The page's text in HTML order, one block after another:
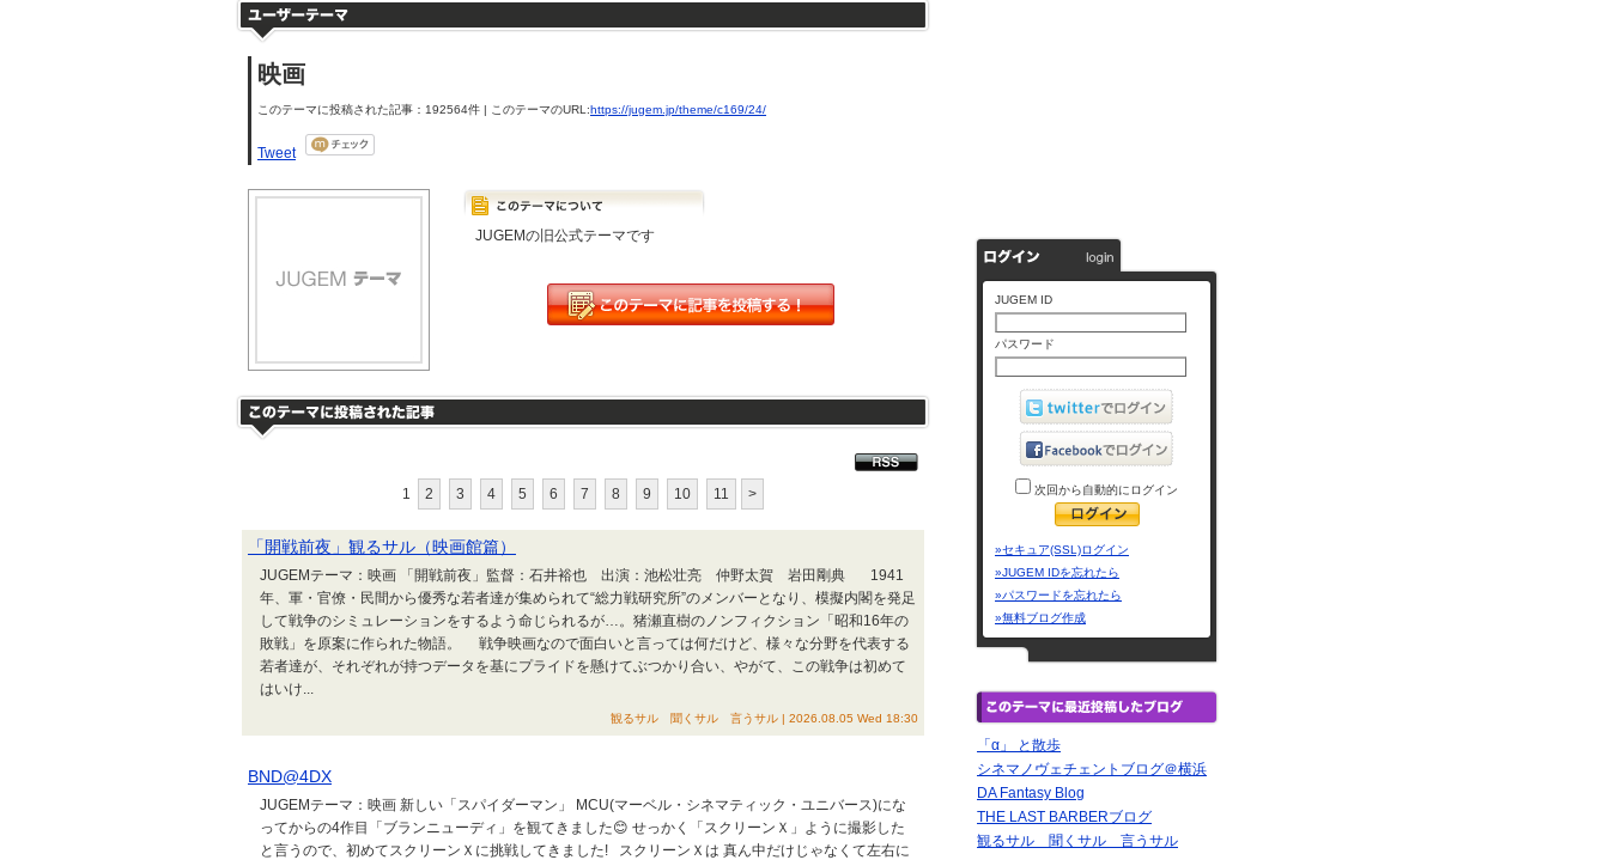
映画
このテーマに投稿された記事：192564件 | このテーマのURL:https://jugem.jp/theme/c169/24/
Tweet
JUGEMの旧公式テーマです
1 2 3 4 5 6 7 8 9 10 11 >
「開戦前夜」観るサル（映画館篇）
JUGEMテーマ：映画 「開戦前夜」監督：石井裕也 出演：池松壮亮 仲野太賀 岩田剛典 1941
年、軍・官僚・民間から優秀な若者達が集められて“総力戦研究所”のメンバーとなり、模擬内閣を発足
して戦争のシミュレーションをするよう命じられるが…。猪瀬直樹のノンフィクション「昭和16年の
敗戦」を原案に作られた物語。 戦争映画なので面白いと言っては何だけど、様々な分野を代表する
若者達が、それぞれが持つデータを基にプライドを懸けてぶつかり合い、やがて、この戦争は初めて
はいけ...
観るサル 聞くサル 言うサル | 2026.08.05 Wed 18:30
BND@4DX
JUGEMテーマ：映画 新しい「スパイダーマン」 MCU(マーベル・シネマティック・ユニバース)にな
ってからの4作目「ブランニューディ」を観てきました😊 せっかく「スクリーンＸ」ように撮影した
と言うので、初めてスクリーンＸに挑戦してきました! スクリーンＸは 真ん中だけじゃなくて左右に
JUGEM ID
パスワード
次回から自動的にログイン
»セキュア(SSL)ログイン
»JUGEM IDを忘れたら
»パスワードを忘れたら
»無料ブログ作成
「α」 と散歩
シネマノヴェチェントブログ＠横浜
DA Fantasy Blog
THE LAST BARBERブログ
観るサル 聞くサル 言うサル